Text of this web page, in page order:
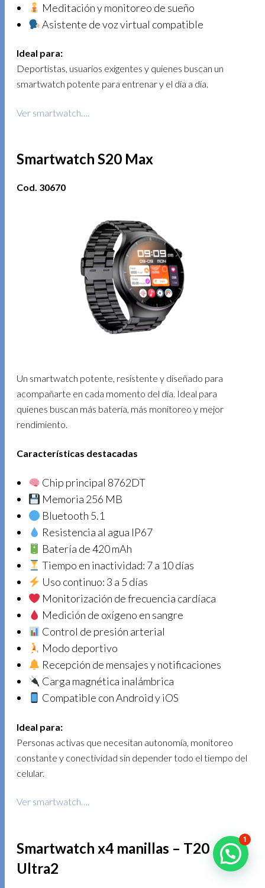
Meditación y monitoreo de sueño
Asistente de voz virtual compatible
Ideal para:
Deportistas, usuarios exigentes y quienes buscan un
smartwatch potente para entrenar y el día a día.
Ver smartwatch….
Smartwatch S20 Max
Cod. 30670
Un smartwatch potente, resistente y diseñado para
acompañarte en cada momento del día. Ideal para
quienes buscan más batería, más monitoreo y mejor
rendimiento.
Características destacadas
Chip principal 8762DT
Memoria 256 MB
Bluetooth 5.1
Resistencia al agua IP67
Batería de 420 mAh
Tiempo en inactividad: 7 a 10 días
Uso continuo: 3 a 5 días
Monitorización de frecuencia cardíaca
Medición de oxígeno en sangre
Control de presión arterial
Modo deportivo
Recepción de mensajes y notificaciones
Carga magnética inalámbrica
Compatible con Android y iOS
Ideal para:
Personas activas que necesitan autonomía, monitoreo
constante y conectividad sin depender todo el tiempo del
celular.
Ver smartwatch….
Smartwatch x4 manillas – T20
Ultra2
1